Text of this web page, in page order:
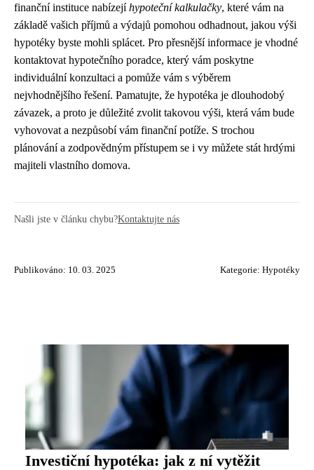
finanční instituce nabízejíhypoteční kalkulačky, které vám na
základě vašich příjmů a výdajů pomohou odhadnout, jakou výši
hypotéky byste mohli splácet. Pro přesnější informace je vhodné
kontaktovat hypotečního poradce, který vám poskytne
individuální konzultaci a pomůže vám s výběrem
nejvhodnějšího řešení. Pamatujte, že hypotéka je dlouhodobý
závazek, a proto je důležité zvolit takovou výši, která vám bude
vyhovovat a nezpůsobí vám finanční potíže. S trochou
plánování a zodpovědným přístupem se i vy můžete stát hrdými
majiteli vlastního domova.
Našli jste v článku chybu?Kontaktujte nás
Publikováno: 10. 03. 2025 Kategorie: Hypotéky
Investiční hypotéka: jak z ní vytěžit